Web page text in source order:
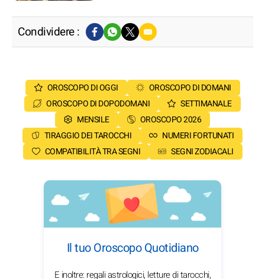
Condividere :
OROSCOPO DI OGGI
OROSCOPO DI DOMANI
OROSCOPO DI DOPODOMANI
SETTIMANALE
MENSILE
OROSCOPO 2026
TIRAGGIO DEI TAROCCHI
NUMERI FORTUNATI
COMPATIBILITÀ TRA SEGNI
SEGNI ZODIACALI
Il tuo Oroscopo Quotidiano
E inoltre: regali astrologici, letture di tarocchi,